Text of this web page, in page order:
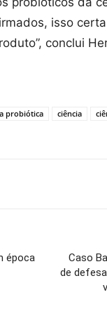
isso
conclui
probiótica ciência
época
Caso
de